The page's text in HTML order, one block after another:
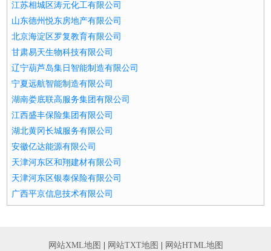
江苏相城区涛元化工有限公司
山东德州悦东房地产有限公司
北京海淀区罗复教育有限公司
甘肃易天生物科技有限公司
辽宁葫芦岛集日智能制造有限公司
宁夏远航智能制造有限公司
湖南娄底联高服务集团有限公司
江西盛丰保险集团有限公司
湖北黄冈长城服务有限公司
安徽亿达能源有限公司
天津河东区和翔建材有限公司
天津河东区银泰保险有限公司
广西平京信息技术有限公司
网站XML地图 网站TXT地图 网站HTML地图